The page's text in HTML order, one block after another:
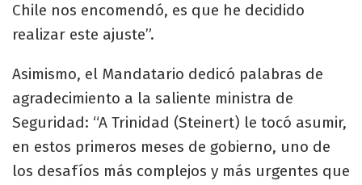
Chile nos encomendó, es que he decidido
realizar este ajuste”.
​Asimismo, el Mandatario dedicó palabras de
agradecimiento a la saliente ministra de
Seguridad: “A Trinidad (Steinert) le tocó asumir,
en estos primeros meses de gobierno, uno de
los desafíos más complejos y más urgentes que